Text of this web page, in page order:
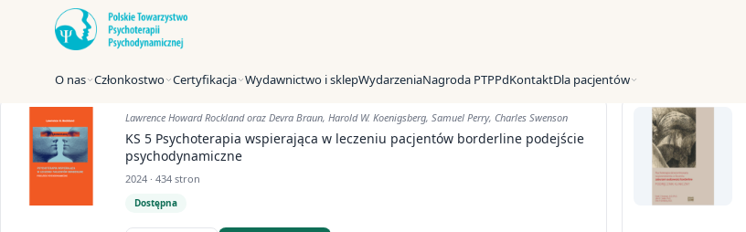
O nas Członkostwo Certyfikacja Wydawnictwo i sklepWydarzeniaNagroda PTPPdKontaktDla pacjentów
Strona główna Sklep Książki
Lawrence Howard Rockland oraz Devra Braun, Harold W. Koenigsberg, Samuel Perry, Charles Swenson
KS 5 Psychoterapia wspierająca w leczeniu pacjentów borderline podejście
psychodynamiczne
2024 · 434 stron
Dostępna